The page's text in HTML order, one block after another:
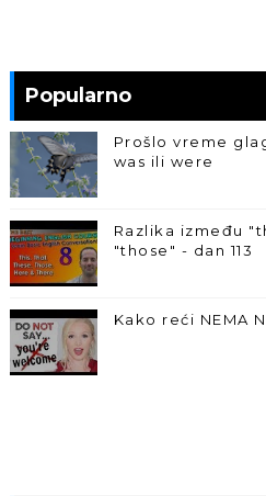
Popularno
Prošlo vreme
was ili were
Razlika između
"those" - dan 113
Kako reći NEMA